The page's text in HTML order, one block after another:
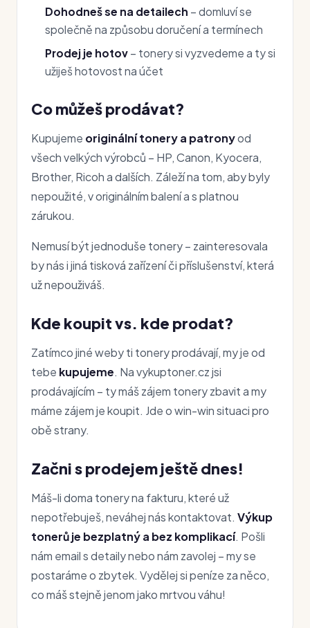
Dohodneš se na detailech – domluví se
společně na způsobu doručení a termínech
Prodej je hotov – tonery si vyzvedeme a ty si
užiješ hotovost na účet
Co můžeš prodávat?
Kupujeme originální tonery a patronyod
všech velkých výrobců – HP, Canon, Kyocera,
Brother, Ricoh a dalších. Záleží na tom, aby byly
nepoužité, v originálním balení a s platnou
zárukou.
Nemusí být jednoduše tonery – zainteresovala
by nás i jiná tisková zařízení či příslušenství, která
už nepouživáš.
Kde koupit vs. kde prodat?
Zatímco jiné weby ti tonery prodávají, my je od
tebe kupujeme. Na vykuptoner.cz jsi
prodávajícím – ty máš zájem tonery zbavit a my
máme zájem je koupit. Jde o win-win situaci pro
obě strany.
Začni s prodejem ještě dnes!
Máš-li doma tonery na fakturu, které už
nepotřebuješ, neváhej nás kontaktovat. Výkup
tonerů je bezplatný a bez komplikací. Pošli
nám email s detaily nebo nám zavolej – my se
postaráme o zbytek. Vydělej si peníze za něco,
co máš stejně jenom jako mrtvou váhu!